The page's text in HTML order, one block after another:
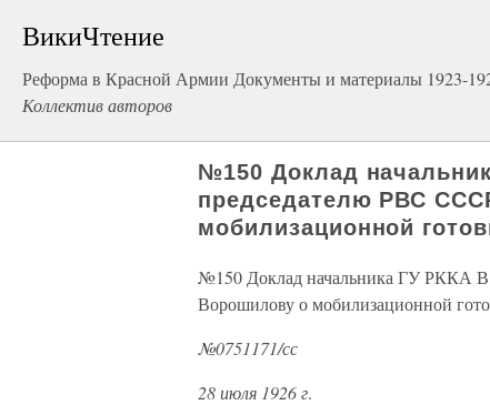
ВикиЧтение
Реформа в Красной Армии Документы и материалы 1923-
Коллектив авторов
№150 Доклад
председателю РВС
мобилизационной
№150 Доклад начальника ГУ РККА
Ворошилову о мобилизационной
№0751171/сс
28 июля 1926 г.